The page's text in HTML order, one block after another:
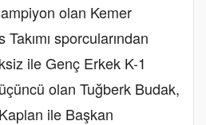
olan Kemer
sporcularından
ile Genç Erkek K-1
olan Tuğberk Budak,
ile Başkan